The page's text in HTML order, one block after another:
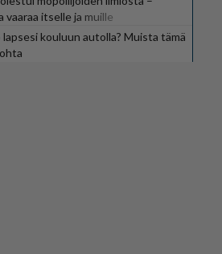
vaaraa itselle ja muille
kouluun autolla? Muista tämä